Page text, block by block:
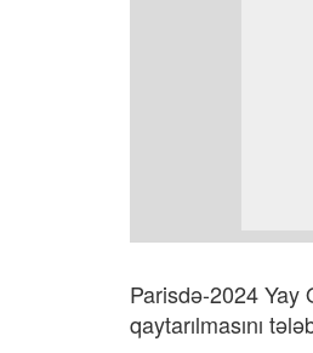
Parisdə-2024 Yay
qaytarılmasını